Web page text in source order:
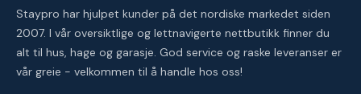
Staypro har hjulpet kunder på det nordiske markedet siden
2007. I vår oversiktlige og lettnavigerte nettbutikk finner du
alt til hus, hage og garasje. God service og raske leveranser er
vår greie - velkommen til å handle hos oss!